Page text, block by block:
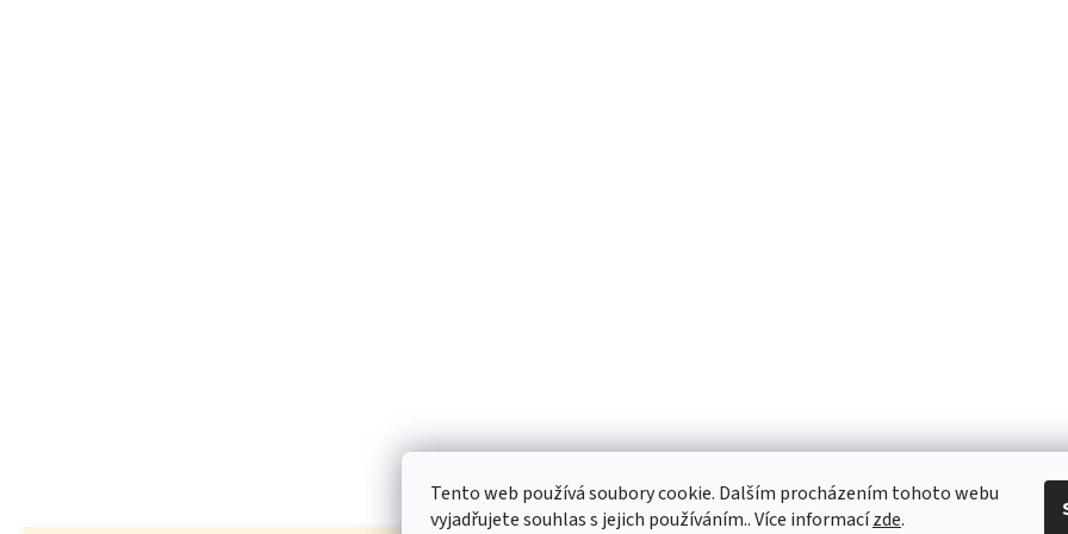
Tento web používá soubory cookie. Dalším procházením tohoto webu
vyjadřujete souhlas s jejich používáním.. Více informacízde.